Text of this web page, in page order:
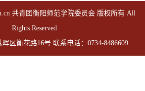
共青团衡阳师范学院委员会 版权所有 All
Rights Reserved
区衡花路16号 联系电话：0734-8486609